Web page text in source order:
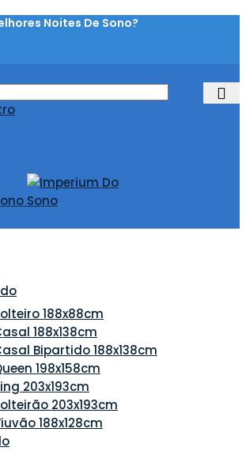
Noites De Sono?
188x88cm
188x138cm
Bipartido 188x138cm
198x158cm
203x193cm
203x193cm
188x128cm